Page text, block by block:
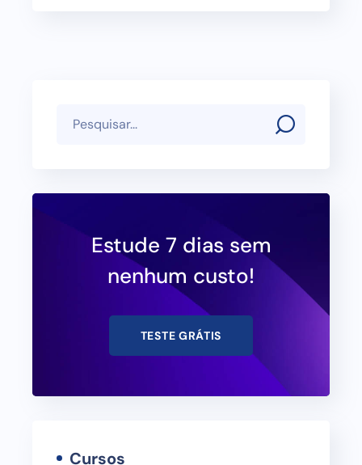
Estude 7 dias sem
nenhum custo!
TESTE GRÁTIS
Cursos